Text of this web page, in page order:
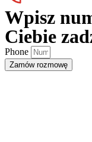
Wpisz
Ciebie
Phone
Zamów rozmowę